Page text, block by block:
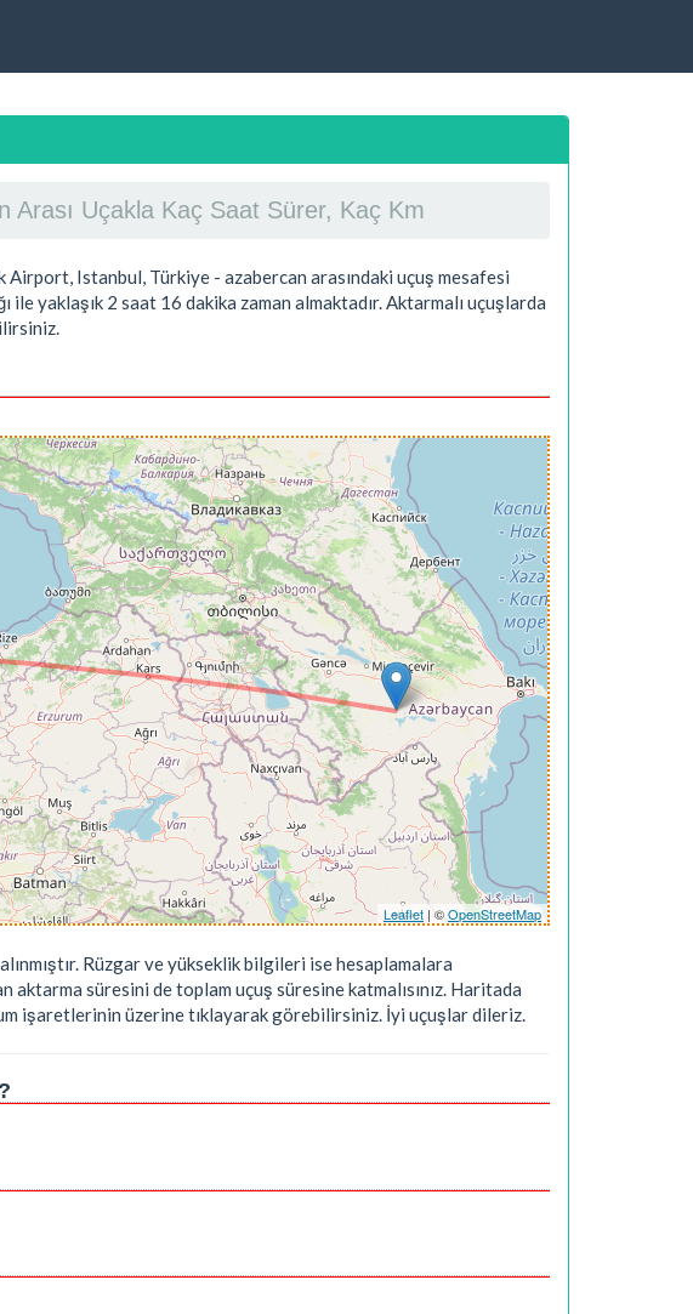
Arası Uçakla Kaç Saat Sürer, Kaç Km
Istanbul, Türkiye - azabercan arasındaki uçuş mesafesi
ile yaklaşık 2 saat 16 dakika zaman almaktadır. Aktarmalı uçuşlarda
Leaflet | ©OpenStreetMap
Rüzgar ve yükseklik bilgileri ise hesaplamalara
aktarma süresini de toplam uçuş süresine katmalısınız. Haritada
işaretlerinin üzerine tıklayarak görebilirsiniz. İyi uçuşlar dileriz.